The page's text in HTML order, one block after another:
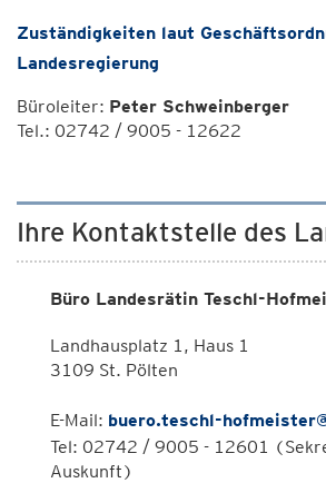
Zuständigkeiten laut
Landesregierung
Büroleiter: Peter Schweinberger
Tel.: 02742 / 9005 - 12622
Ihre Kontaktstelle des
Büro Landesrätin Teschl-
Landhausplatz 1, Haus 1
3109 St. Pölten
E-Mail: buero.teschl-
Tel: 02742 / 9005 - 12601
Auskunft)